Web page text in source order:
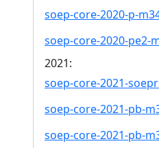
soep-core-2020-p-
soep-core-2020-pe2-
2021:
soep-core-2021-
soep-core-2021-pb-
soep-core-2021-pb-